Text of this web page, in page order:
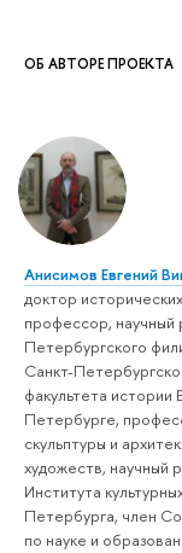
ОБ АВТОРЕ ПРОЕКТА
Анисимов Евгений
доктор
профессор, научный
Петербургского
Санкт-
факультета истории
Петербурге,
скульптуры и
художеств, научный
Института
Петербурга, член
по науке и